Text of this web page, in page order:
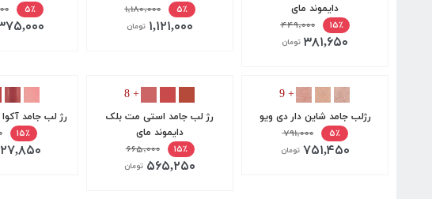
دایموند مای
۱۵٪
۴۴۹,۰۰۰
۳۸۱,۶۵۰ تومان
۵٪
۱,۱۸۰,۰۰۰
۱,۱۲۱,۰۰۰ تومان
۵٪
+ 9
رژلب جامد شاین دار دی ویو
۵٪
۷۹۱,۰۰۰
۷۵۱,۴۵۰ تومان
+ 8
رژ لب جامد استی مت بلک
دایموند مای
۱۵٪
۶۶۵,۰۰۰
۵۶۵,۲۵۰ تومان
رژ لب جامد
۱۵٪